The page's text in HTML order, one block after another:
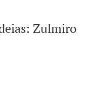
Zulmiro